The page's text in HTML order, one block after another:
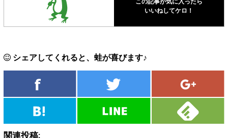
この記事が気に入ったら
いいねしてケロ！
シェアしてくれると、蛙が喜びます♪
関連投稿: